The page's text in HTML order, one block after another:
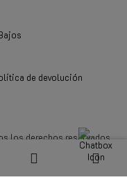
de devolución
los derechos reservados.